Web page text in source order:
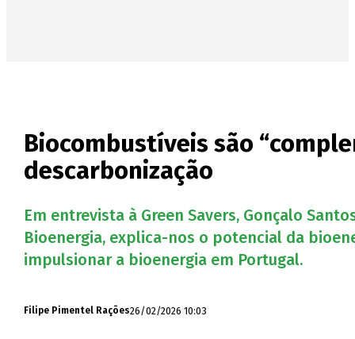
Biocombustíveis são
descarbonização
Em entrevista à Green Savers, Gonçalo
Bioenergia, explica-nos o potencial da
impulsionar a bioenergia em Portugal.
Filipe Pimentel Rações26/02/2026 10:03